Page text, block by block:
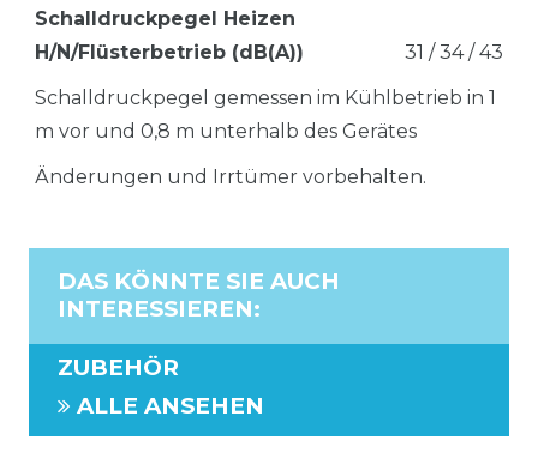
Schalldruckpegel Heizen
H/N/Flüsterbetrieb (dB(A))
31 / 34 / 43
Schalldruckpegel gemessen im Kühlbetrieb in 1
m vor und 0,8 m unterhalb des Gerätes
Änderungen und Irrtümer vorbehalten.
DAS KÖNNTE SIE AUCH
INTERESSIEREN:
ZUBEHÖR
ALLE ANSEHEN